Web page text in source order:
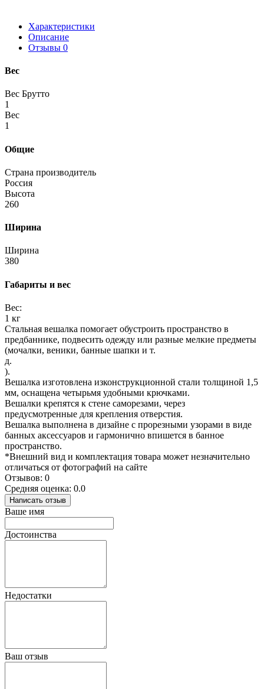
Характеристики
Описание
Отзывы 0
Вес
Вес Брутто
1
Вес
1
Общие
Страна производитель
Россия
Высота
260
Ширина
Ширина
380
Габариты и вес
Вес:
1 кг
Стальная вешалка помогает обустроить пространство в
предбаннике, подвесить одежду или разные мелкие предметы
(мочалки, веники, банные шапки и т.
д.
).
Вешалка изготовлена изконструкционной стали толщиной 1,5
мм, оснащена четырьмя удобными крючками.
Вешалки крепятся к стене саморезами, через
предусмотренные для крепления отверстия.
Вешалка выполнена в дизайне с прорезными узорами в виде
банных аксессуаров и гармонично впишется в банное
пространство.
*Внешний вид и комплектация товара может незначительно
отличаться от фотографий на сайте
Отзывов: 0
Средняя оценка: 0.0
Написать отзыв
Ваше имя
Достоинства
Недостатки
Ваш отзыв